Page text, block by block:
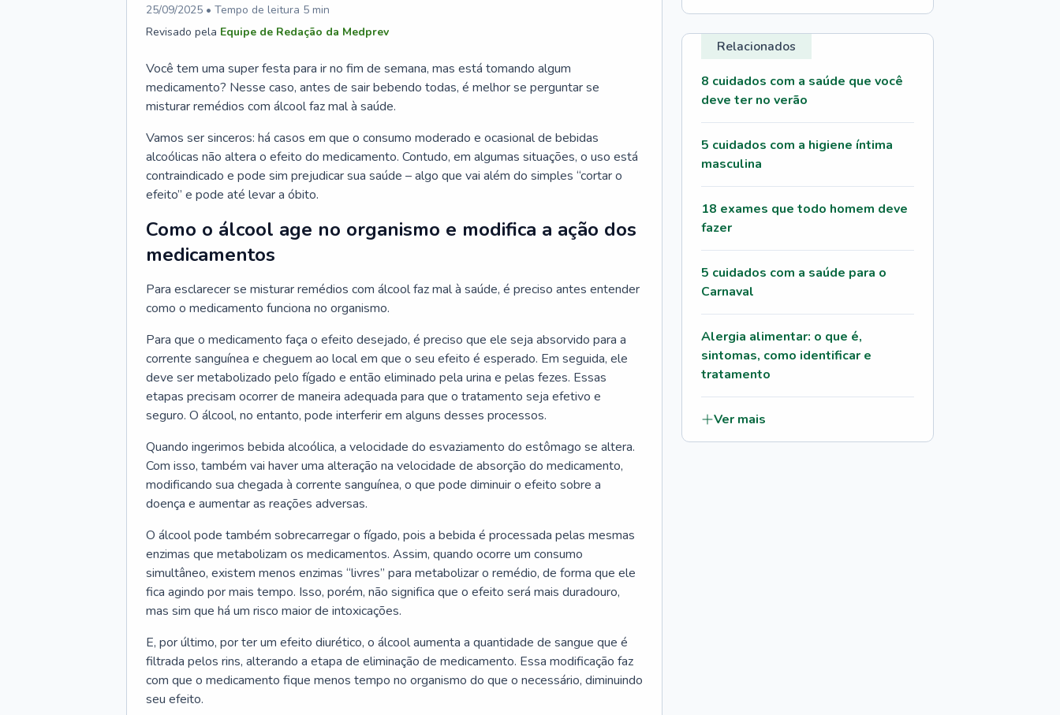
25/09/2025 • Tempo de leitura 5 min
Revisado pela Equipe de Redação da Medprev
Você tem uma super festa para ir no fim de semana, mas está tomando algum
medicamento? Nesse caso, antes de sair bebendo todas, é melhor se perguntar se
misturar remédios com álcool faz mal à saúde.
Vamos ser sinceros: há casos em que o consumo moderado e ocasional de bebidas
alcoólicas não altera o efeito do medicamento. Contudo, em algumas situações, o uso está
contraindicado e pode sim prejudicar sua saúde – algo que vai além do simples “cortar o
efeito” e pode até levar a óbito.
Como o álcool age no organismo e modifica a ação dos
medicamentos
Para esclarecer se misturar remédios com álcool faz mal à saúde, é preciso antes entender
como o medicamento funciona no organismo.
Para que o medicamento faça o efeito desejado, é preciso que ele seja absorvido para a
corrente sanguínea e cheguem ao local em que o seu efeito é esperado. Em seguida, ele
deve ser metabolizado pelo fígado e então eliminado pela urina e pelas fezes. Essas
etapas precisam ocorrer de maneira adequada para que o tratamento seja efetivo e
seguro. O álcool, no entanto, pode interferir em alguns desses processos.
Quando ingerimos bebida alcoólica, a velocidade do esvaziamento do estômago se altera.
Com isso, também vai haver uma alteração na velocidade de absorção do medicamento,
modificando sua chegada à corrente sanguínea, o que pode diminuir o efeito sobre a
doença e aumentar as reações adversas.
O álcool pode também sobrecarregar o fígado, pois a bebida é processada pelas mesmas
enzimas que metabolizam os medicamentos. Assim, quando ocorre um consumo
simultâneo, existem menos enzimas “livres” para metabolizar o remédio, de forma que ele
fica agindo por mais tempo. Isso, porém, não significa que o efeito será mais duradouro,
mas sim que há um risco maior de intoxicações.
E, por último, por ter um efeito diurético, o álcool aumenta a quantidade de sangue que é
filtrada pelos rins, alterando a etapa de eliminação de medicamento. Essa modificação faz
com que o medicamento fique menos tempo no organismo do que o necessário, diminuindo
seu efeito.
Relacionados
8 cuidados com a saúde que você
deve ter no verão
5 cuidados com a higiene íntima
masculina
18 exames que todo homem deve
fazer
5 cuidados com a saúde para o
Carnaval
Alergia alimentar: o que é,
sintomas, como identificar e
tratamento
Ver mais